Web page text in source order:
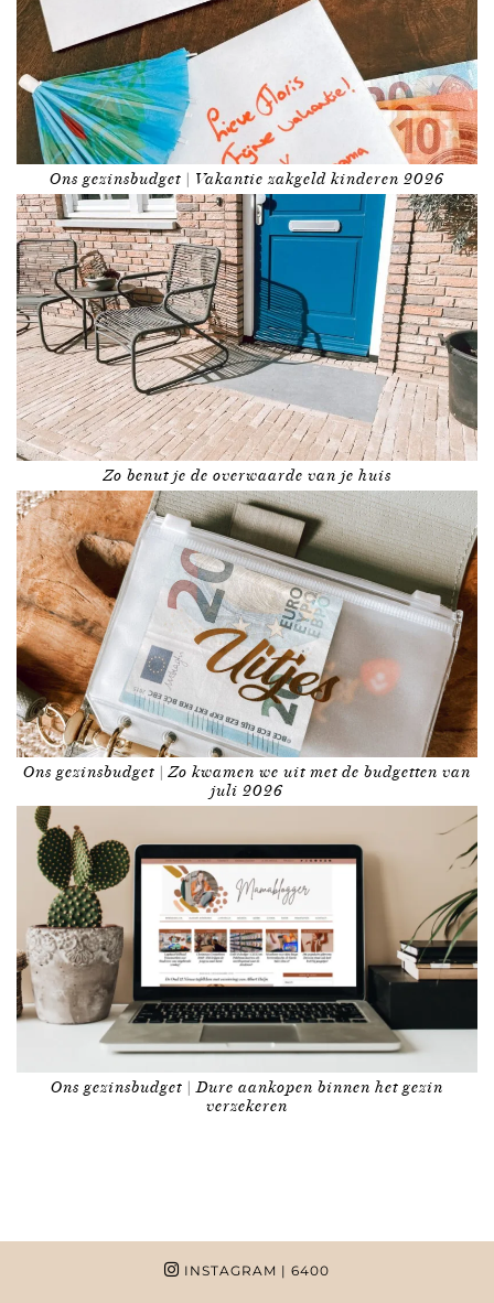
Ons gezinsbudget | Vakantie zakgeld kinderen 2026
Zo benut je de overwaarde van je huis
Ons gezinsbudget | Zo kwamen we uit met de budgetten van
juli 2026
Ons gezinsbudget | Dure aankopen binnen het gezin
verzekeren
INSTAGRAM | 6400